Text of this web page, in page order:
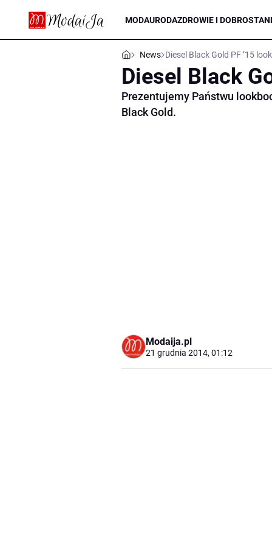
MODAURODAZDROWIE I DOBROSTAN
News Diesel Black Gold PF ’15
Diesel Black
Prezentujemy Państwu
Black Gold.
Modaija.pl
21 grudnia 2014, 01:12